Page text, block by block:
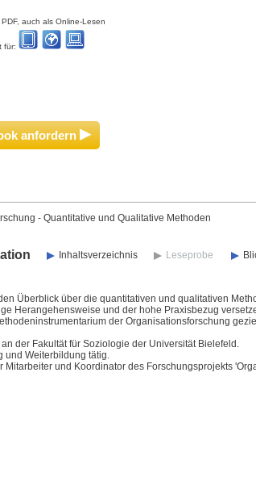
auch als Online-Lesen
für:
anfordern ▸
- Quantitative und Qualitative Methoden
Inhaltsverzeichnis Leseprobe
Überblick über die quantitativen und qualitativen
Herangehensweise und der hohe Praxisbezug
der Organisationsforschung
der Fakultät für Soziologie der Universität Bielefeld.
und Weiterbildung tätig.
Mitarbeiter und Koordinator des Forschungsprojekts